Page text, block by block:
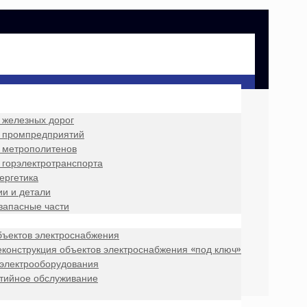
дорог
и детали
части
электроснабжения
объектов электроснабжения «под ключ»
обслуживание